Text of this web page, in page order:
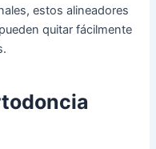
estos alineadores
quitar fácilmente